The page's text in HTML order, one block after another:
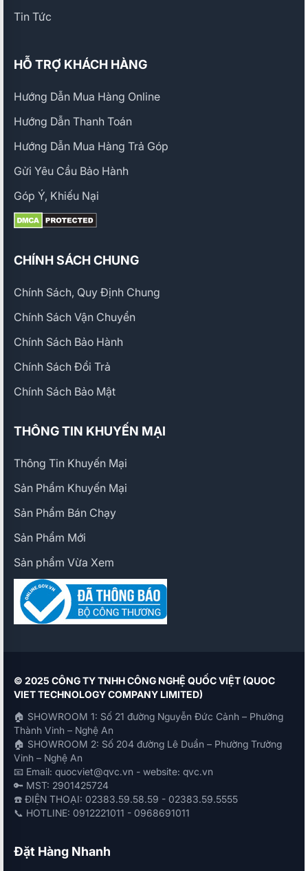
Tin Tức
HỖ TRỢ KHÁCH HÀNG
Hướng Dẫn Mua Hàng Online
Hướng Dẫn Thanh Toán
Hướng Dẫn Mua Hàng Trả Góp
Gửi Yêu Cầu Bảo Hành
Góp Ý, Khiếu Nại
CHÍNH SÁCH CHUNG
Chính Sách, Quy Định Chung
Chính Sách Vận Chuyển
Chính Sách Bảo Hành
Chính Sách Đổi Trả
Chính Sách Bảo Mật
THÔNG TIN KHUYẾN MẠI
Thông Tin Khuyến Mại
Sản Phẩm Khuyến Mại
Sản Phẩm Bán Chạy
Sản Phẩm Mới
Sản phẩm Vừa Xem
© 2025 CÔNG TY TNHH CÔNG NGHỆ QUỐC VIỆT (QUOC
VIET TECHNOLOGY COMPANY LIMITED)
🏠 SHOWROOM 1: Số 21 đường Nguyễn Đức Cảnh – Phường
Thành Vinh – Nghệ An
🏠 SHOWROOM 2: Số 204 đường Lê Duẩn – Phường Trường
Vinh – Nghệ An
📧 Email: quocviet@qvc.vn - website: qvc.vn
🔑 MST: 2901425724
☎️ ĐIỆN THOẠI: 02383.59.58.59 - 02383.59.5555
📞 HOTLINE: 0912221011 - 0968691011
Đặt Hàng Nhanh